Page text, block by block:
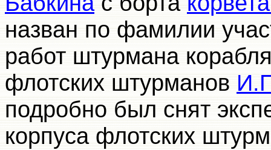
назван по фамилии
работ штурмана
флотских штурманов
подробно был снят
корпуса флотских